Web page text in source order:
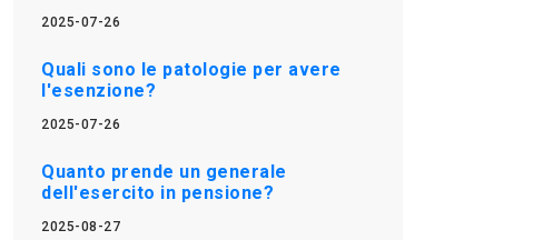
2025-07-26
Quali sono le patologie per avere
l'esenzione?
2025-07-26
Quanto prende un generale
dell'esercito in pensione?
2025-08-27